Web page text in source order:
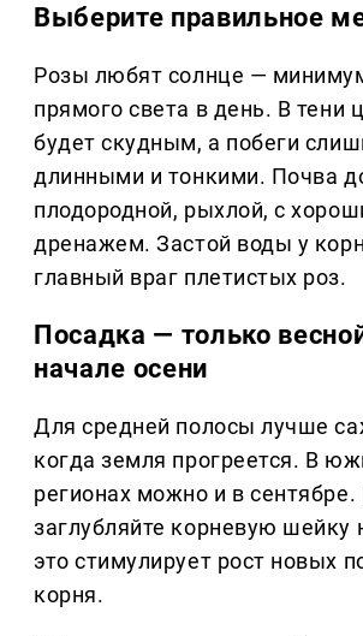
Выберите правильное
Розы любят солнце —
прямого света в день. В тени
будет скудным, а побеги
длинными и тонкими. Почва
плодородной, рыхлой, с
дренажем. Застой воды у
главный враг плетистых роз.
Посадка — только
начале осени
Для средней полосы лучше
когда земля прогреется. В
регионах можно и в
заглубляйте корневую шейку
это стимулирует рост новых
корня.